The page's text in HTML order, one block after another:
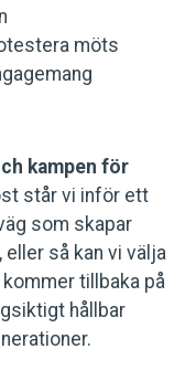
möts
kampen för
står vi inför ett
som skapar
så kan vi välja
kommer tillbaka på
hållbar